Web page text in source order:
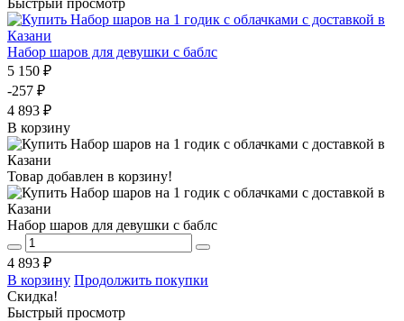
Набор шаров для девушки с баблс
5 150 ₽
-257 ₽
4 893 ₽
В корзину
Товар добавлен в корзину!
Набор шаров для девушки с баблс
4 893 ₽
В корзину Продолжить покупки
Скидка!
Быстрый просмотр